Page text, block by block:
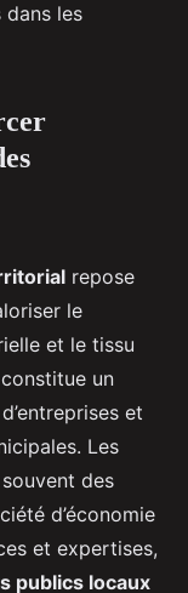
dans les
repose
le
et le tissu
un
et
Les
des
d’économie
et expertises,
publics locaux